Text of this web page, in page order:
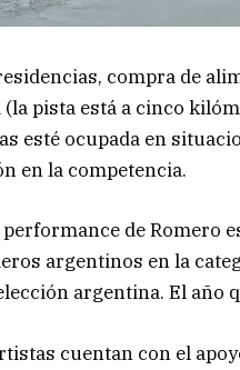
compra de
pista está a cinco
esté ocupada en
en la competencia.
performance de Romero
argentinos en la
argentina. El año
cuentan con el